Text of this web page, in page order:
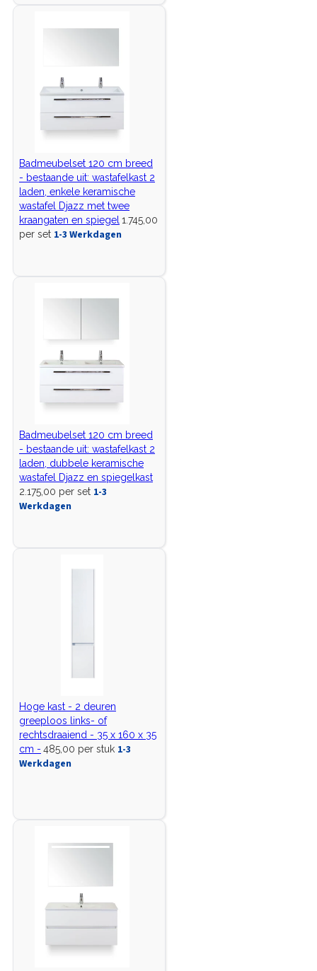
Badmeubelset 120 cm breed
- bestaande uit: wastafelkast 2
laden, enkele keramische
wastafel Djazz met twee
kraangaten en spiegel 1.745,00
per set 1-3 Werkdagen
Badmeubelset 120 cm breed
- bestaande uit: wastafelkast 2
laden, dubbele keramische
wastafel Djazz en spiegelkast
2.175,00 per set 1-3
Werkdagen
Hoge kast - 2 deuren
greeploos links- of
rechtsdraaiend - 35 x 160 x 35
cm - 485,00 per stuk 1-3
Werkdagen